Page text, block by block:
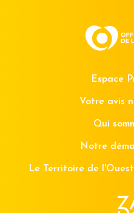
Espace
Votre avis
Qui
Notre
Le Territoire de